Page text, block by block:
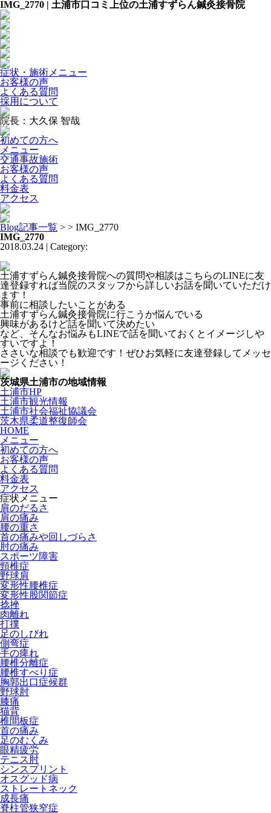
IMG_2770 | 土浦市口コミ上位の土浦すずらん鍼灸接骨院
症状・施術メニュー
お客様の声
よくある質問
採用について
院長：大久保 智哉
初めての方へ
メニュー
交通事故施術
お客様の声
よくある質問
料金表
アクセス
Blog記事一覧 > > IMG_2770
IMG_2770
2018.03.24 | Category:
土浦すずらん鍼灸接骨院への質問や相談はこちらのLINEに友
達登録すれば当院のスタッフから詳しいお話を聞いていただけ
ます！
事前に相談したいことがある
土浦すずらん鍼灸接骨院に行こうか悩んでいる
興味があるけど話を聞いて決めたい
など、そんなお悩みもLINEで話を聞いておくとイメージしや
すいですよ！
ささいな相談でも歓迎です！ぜひお気軽に友達登録してメッセ
ージください！
茨城県土浦市の地域情報
土浦市HP
土浦市観光情報
土浦市社会福祉協議会
茨木県柔道整復師会
HOME
メニュー
初めての方へ
お客様の声
よくある質問
料金表
アクセス
症状メニュー
肩のだるさ
肩の痛み
腰の重さ
首の痛みや回しづらさ
肘の痛み
スポーツ障害
頸椎症
野球肩
変形性腰椎症
変形性股関節症
捻挫
肉離れ
打撲
足のしびれ
側弯症
手の痺れ
腰椎分離症
腰椎すべり症
胸郭出口症候群
野球肘
膝痛
猫背
椎間板症
首の痛み
足のむくみ
眼精疲労
テニス肘
シンスプリント
オスグッド病
ストレートネック
成長痛
脊柱管狭窄症